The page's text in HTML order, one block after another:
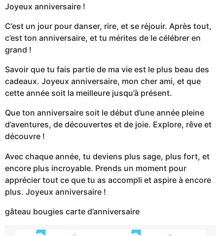
Joyeux anniversaire !
C’est un jour pour danser, rire, et se réjouir. Après tout,
c’est ton anniversaire, et tu mérites de le célébrer en
grand !
Savoir que tu fais partie de ma vie est le plus beau des
cadeaux. Joyeux anniversaire, mon cher ami, et que
cette année soit la meilleure jusqu’à présent.
Que ton anniversaire soit le début d’une année pleine
d’aventures, de découvertes et de joie. Explore, rêve et
découvre !
Avec chaque année, tu deviens plus sage, plus fort, et
encore plus incroyable. Prends un moment pour
apprécier tout ce que tu as accompli et aspire à encore
plus. Joyeux anniversaire !
gâteau bougies carte d’anniversaire